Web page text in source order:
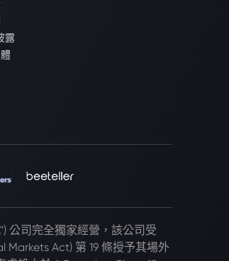
露
公司完全獨家經營，該公司受
Markets Act) 第 19 條授予其場外